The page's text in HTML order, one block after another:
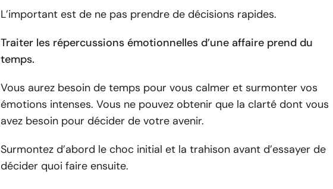
L’important est de ne pas prendre de décisions rapides.
Traiter les répercussions émotionnelles d’une affaire prend du
temps.
Vous aurez besoin de temps pour vous calmer et surmonter vos
émotions intenses. Vous ne pouvez obtenir que la clarté dont vous
avez besoin pour décider de votre avenir.
Surmontez d’abord le choc initial et la trahison avant d’essayer de
décider quoi faire ensuite.